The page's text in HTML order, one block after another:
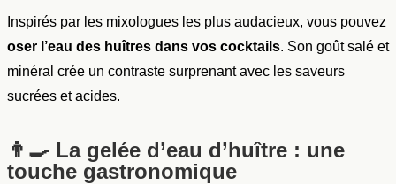
Inspirés par les mixologues les plus audacieux, vous pouvez
oser l’eau des huîtres dans vos cocktails. Son goût salé et
minéral crée un contraste surprenant avec les saveurs
sucrées et acides.
👨‍🍳 La gelée d’eau d’huître : une
touche gastronomique